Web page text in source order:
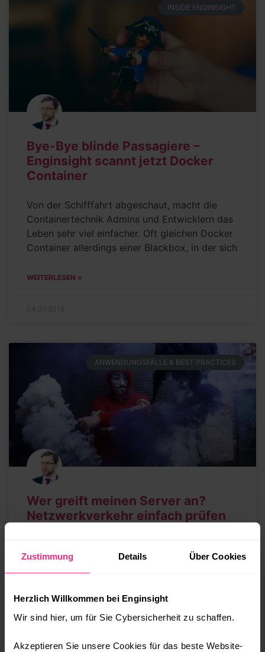
Zustimmung Details Über Cookies
Herzlich Willkommen bei Enginsight
Wir sind hier, um für Sie Cybersicherheit zu schaffen.
Akzeptieren Sie unsere Cookies für das beste Website-
INSIDE ENGINSIGHT
Bye-Bye blinde Passagiere –
Enginsight scannt jetzt Docker
Container
Von der Schifffahrt abgeschaut, macht die
Containertechnik Admins und Entwicklern das
Leben sehr viel einfacher. Oft gleichen Docker
Container allerdings einer Blackbox, in der sich
WEITERLESEN »
ANWENDUNGSFÄLLE & BEST PRACTICES
Wer greift meinen Server an?
Netzwerkverkehr einfach prüfen
Hacker“, diesen oder ähnliche Sätze hören wir
öfter. Leider gibt es bei vielen Firmen noch
WEITERLESEN »
04.07.2018